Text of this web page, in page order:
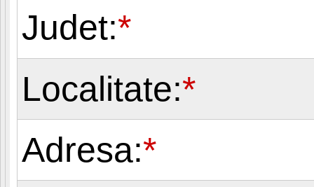
Judet:*
Localitate:*
Adresa:*